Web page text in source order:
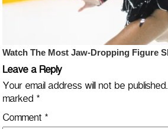
Leave a Reply
Your email address will not be published.
marked *
Comment *